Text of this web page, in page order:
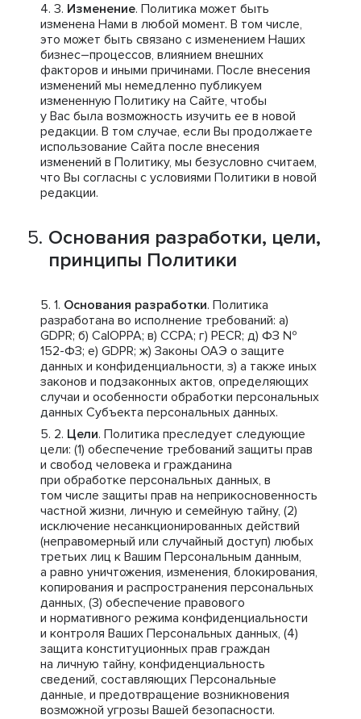
Изменение. Политика может быть
изменена Нами в любой момент. В том числе,
это может быть связано с изменением Наших
бизнес–процессов, влиянием внешних
факторов и иными причинами. После внесения
изменений мы немедленно публикуем
измененную Политику на Сайте, чтобы
у Вас была возможность изучить ее в новой
редакции. В том случае, если Вы продолжаете
использование Сайта после внесения
изменений в Политику, мы безусловно считаем,
что Вы согласны с условиями Политики в новой
редакции.
Основания разработки, цели,
принципы Политики
Основания разработки. Политика
разработана во исполнение требований: a)
GDPR; б) CalOPPA; в) CCPA; г) PECR; д) ФЗ №
152-ФЗ; е) GDPR; ж) Законы ОАЭ о защите
данных и конфиденциальности, з) а также иных
законов и подзаконных актов, определяющих
случаи и особенности обработки персональных
данных Субъекта персональных данных.
Цели. Политика преследует следующие
цели: (1) обеспечение требований защиты прав
и свобод человека и гражданина
при обработке персональных данных, в
том числе защиты прав на неприкосновенность
частной жизни, личную и семейную тайну, (2)
исключение несанкционированных действий
(неправомерный или случайный доступ) любых
третьих лиц к Вашим Персональным данным,
а равно уничтожения, изменения, блокирования,
копирования и распространения персональных
данных, (3) обеспечение правового
и нормативного режима конфиденциальности
и контроля Ваших Персональных данных, (4)
защита конституционных прав граждан
на личную тайну, конфиденциальность
сведений, составляющих Персональные
данные, и предотвращение возникновения
возможной угрозы Вашей безопасности.